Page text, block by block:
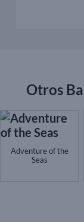
Otros
Adventure of the
Seas